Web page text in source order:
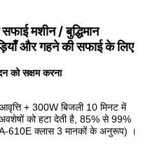
मशीन / बुद्धिमान
और गहने की सफाई के लिए
को सक्षम करना
+ 300W बिजली 10 मिनट में
को हटा देती है, 85% से 99%
610E क्लास 3 मानकों के अनुरूप) ।